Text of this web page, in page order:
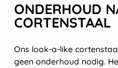
ONDERHOUD
CORTENSTAAL
Ons look-a-like
geen onderhoud nodig.